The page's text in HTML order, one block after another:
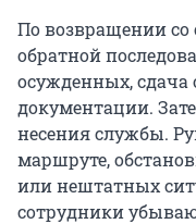
По возвращении со
обратной
осужденных, сдача
документации.
несения службы.
маршруте,
или нештатных
сотрудники